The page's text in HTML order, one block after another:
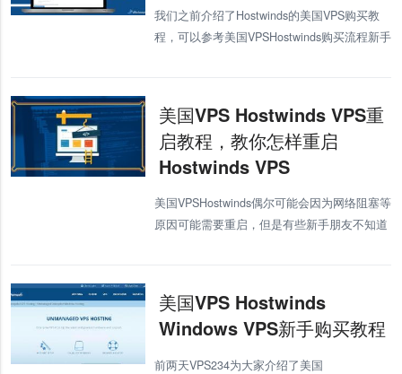
我们之前介绍了Hostwinds的美国VPS购买教
程，可以参考美国VPSHostwinds购买流程新手
美国VPS Hostwinds VPS重
启教程，教你怎样重启
Hostwinds VPS
美国VPSHostwinds偶尔可能会因为网络阻塞等
原因可能需要重启，但是有些新手朋友不知道
美国VPS Hostwinds
Windows VPS新手购买教程
前两天VPS234为大家介绍了美国